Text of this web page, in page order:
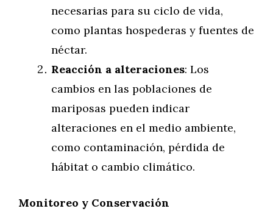
necesarias para su ciclo de vida,
como plantas hospederas y fuentes de
néctar.
Reacción a alteraciones: Los
cambios en las poblaciones de
mariposas pueden indicar
alteraciones en el medio ambiente,
como contaminación, pérdida de
hábitat o cambio climático.
Monitoreo y Conservación